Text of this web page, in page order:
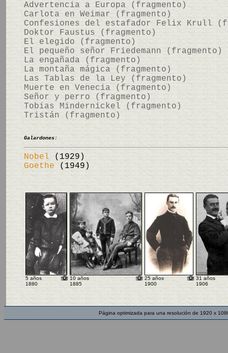
Advertencia a Europa (fragmento)
Carlota en Weimar (fragmento)
Confesiones del estafador Felix Krull
Doktor Faustus (fragmento)
El elegido (fragmento)
El pequeño señor Friedemann (fragmento)
La engañada (fragmento)
La montaña mágica (fragmento)
Las Tablas de la Ley (fragmento)
Muerte en Venecia (fragmento)
Señor y perro (fragmento)
Tobias Mindernickel (fragmento)
Tristán (fragmento)
Galardones:
Nobel (1929)
Goethe(1949)
5 años
1880
10 años
1885
25 años
1900
31 años
1906
Página optimizada para una resolución de 1920 x